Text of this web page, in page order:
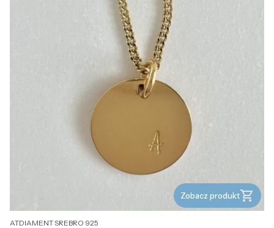
Zobacz produkt
PRODUCENT
ATDIAMENT SREBRO 925